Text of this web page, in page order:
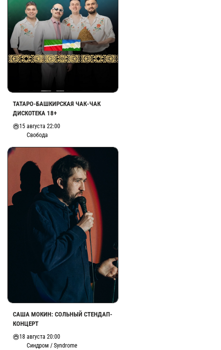
ТАТАРО-БАШКИРСКАЯ ЧАК-ЧАК
ДИСКОТЕКА 18+
15 августа 22:00
Свобода
САША МОКИН: СОЛЬНЫЙ СТЕНДАП-
КОНЦЕРТ
18 августа 20:00
Синдром / Syndrome